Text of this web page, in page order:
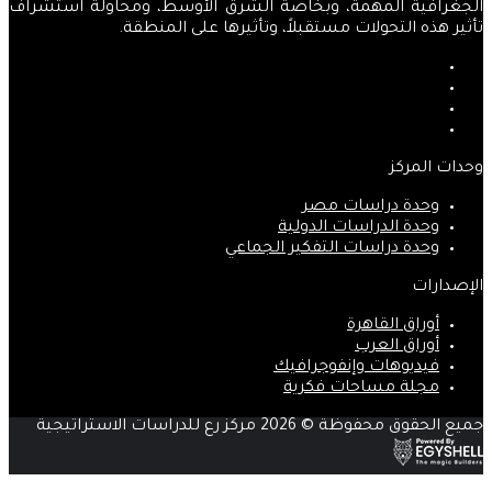
الجغرافية المهمة، وبخاصة الشرق الأوسط، ومحاولة استشراف
تأثير هذه التحولات مستقبلاً، وتأثيرها على المنطقة.
وحدات المركز
وحدة دراسات مصر
وحدة الدراسات الدولية
وحدة دراسات التفكير الجماعي
الإصدارات
أوراق القاهرة
أوراق العرب
فيديوهات وإنفوجرافيك
مجلة مساحات فكرية
جميع الحقوق محفوظة © 2026 مركز رع للدراسات الاستراتيجية